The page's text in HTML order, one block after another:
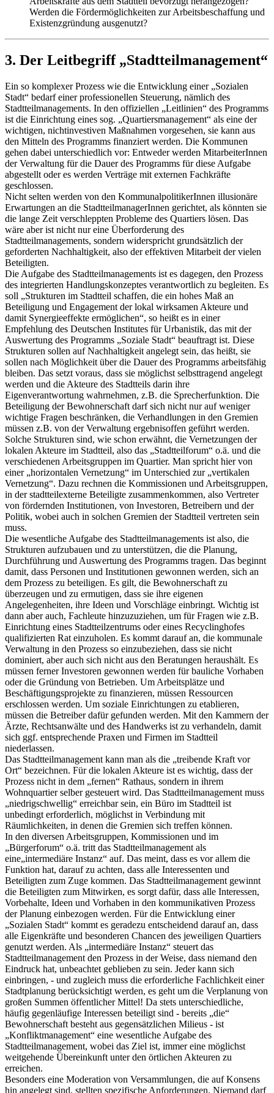
Werden die Fördermöglichkeiten zur Arbeitsbeschaffung und
Existenzgründung ausgenutzt?
3. Der Leitbegriff „Stadtteilmanagement“
Ein so komplexer Prozess wie die Entwicklung einer „Sozialen
Stadt“ bedarf einer professionellen Steuerung, nämlich des
Stadtteilmanagements. In den offiziellen „Leitlinien“ des Programms
ist die Einrichtung eines sog. „Quartiersmanagement“ als eine der
wichtigen, nichtinvestiven Maßnahmen vorgesehen, sie kann aus
den Mitteln des Programms finanziert werden. Die Kommunen
gehen dabei unterschiedlich vor: Entweder werden MitarbeiterInnen
der Verwaltung für die Dauer des Programms für diese Aufgabe
abgestellt oder es werden Verträge mit externen Fachkräfte
geschlossen.
Nicht selten werden von den KommunalpolitikerInnen illusionäre
Erwartungen an die StadtteilmanagerInnen gerichtet, als könnten sie
die lange Zeit verschleppten Probleme des Quartiers lösen. Das
wäre aber ist nicht nur eine Überforderung des
Stadtteilmanagements, sondern widerspricht grundsätzlich der
geforderten Nachhaltigkeit, also der effektiven Mitarbeit der vielen
Beteiligten.
Die Aufgabe des Stadtteilmanagements ist es dagegen, den Prozess
des integrierten Handlungskonzeptes verantwortlich zu begleiten. Es
soll „Strukturen im Stadtteil schaffen, die ein hohes Maß an
Beteiligung und Engagement der lokal wirksamen Akteure und
damit Synergieeffekte ermöglichen“, so heißt es in einer
Empfehlung des Deutschen Institutes für Urbanistik, das mit der
Auswertung des Programms „Soziale Stadt“ beauftragt ist. Diese
Strukturen sollen auf Nachhaltigkeit angelegt sein, das heißt, sie
sollen nach Möglichkeit über die Dauer des Programms arbeitsfähig
bleiben. Das setzt voraus, dass sie möglichst selbsttragend angelegt
werden und die Akteure des Stadtteils darin ihre
Eigenverantwortung wahrnehmen, z.B. die Sprecherfunktion. Die
Beteiligung der Bewohnerschaft darf sich nicht nur auf weniger
wichtige Fragen beschränken, die Verhandlungen in den Gremien
müssen z.B. von der Verwaltung ergebnisoffen geführt werden.
Solche Strukturen sind, wie schon erwähnt, die Vernetzungen der
lokalen Akteure im Stadtteil, also das „Stadtteilforum“ o.ä. und die
verschiedenen Arbeitsgruppen im Quartier. Man spricht hier von
einer „horizontalen Vernetzung“ im Unterschied zur „vertikalen
Vernetzung“. Dazu rechnen die Kommissionen und Arbeitsgruppen,
in der stadtteilexterne Beteiligte zusammenkommen, also Vertreter
von fördernden Institutionen, von Investoren, Betreibern und der
Politik, wobei auch in solchen Gremien der Stadtteil vertreten sein
muss.
Die wesentliche Aufgabe des Stadtteilmanagements ist also, die
Strukturen aufzubauen und zu unterstützen, die die Planung,
Durchführung und Auswertung des Programms tragen. Das beginnt
damit, dass Personen und Institutionen gewonnen werden, sich an
dem Prozess zu beteiligen. Es gilt, die Bewohnerschaft zu
überzeugen und zu ermutigen, dass sie ihre eigenen
Angelegenheiten, ihre Ideen und Vorschläge einbringt. Wichtig ist
dann aber auch, Fachleute hinzuzuziehen, um für Fragen wie z.B.
Einrichtung eines Stadtteilzentrums oder eines Recyclinghofes
qualifizierten Rat einzuholen. Es kommt darauf an, die kommunale
Verwaltung in den Prozess so einzubeziehen, dass sie nicht
dominiert, aber auch sich nicht aus den Beratungen heraushält. Es
müssen ferner Investoren gewonnen werden für bauliche Vorhaben
oder die Gründung von Betrieben. Um Arbeitsplätze und
Beschäftigungsprojekte zu finanzieren, müssen Ressourcen
erschlossen werden. Um soziale Einrichtungen zu etablieren,
müssen die Betreiber dafür gefunden werden. Mit den Kammern der
Ärzte, Rechtsanwälte und des Handwerks ist zu verhandeln, damit
sich ggf. entsprechende Praxen und Firmen im Stadtteil
niederlassen.
Das Stadtteilmanagement kann man als die „treibende Kraft vor
Ort“ bezeichnen. Für die lokalen Akteure ist es wichtig, dass der
Prozess nicht in dem „fernen“ Rathaus, sondern in ihrem
Wohnquartier selber gesteuert wird. Das Stadtteilmanagement muss
„niedrigschwellig“ erreichbar sein, ein Büro im Stadtteil ist
unbedingt erforderlich, möglichst in Verbindung mit
Räumlichkeiten, in denen die Gremien sich treffen können.
In den diversen Arbeitsgruppen, Kommissionen und im
„Bürgerforum“ o.ä. tritt das Stadtteilmanagement als
eine„intermediäre Instanz“ auf. Das meint, dass es vor allem die
Funktion hat, darauf zu achten, dass alle Interessenten und
Beteiligten zum Zuge kommen. Das Stadtteilmanagement gewinnt
die Beteiligten zum Mitwirken, es sorgt dafür, dass alle Interessen,
Vorbehalte, Ideen und Vorhaben in den kommunikativen Prozess
der Planung einbezogen werden. Für die Entwicklung einer
„Sozialen Stadt“ kommt es geradezu entscheidend darauf an, dass
alle Eigenkräfte und besonderen Chancen des jeweiligen Quartiers
genutzt werden. Als „intermediäre Instanz“ steuert das
Stadtteilmanagement den Prozess in der Weise, dass niemand den
Eindruck hat, unbeachtet geblieben zu sein. Jeder kann sich
einbringen, - und zugleich muss die erforderliche Fachlichkeit einer
Stadtplanung berücksichtigt werden, es geht um die Verplanung von
großen Summen öffentlicher Mittel! Da stets unterschiedliche,
häufig gegenläufige Interessen beteiligt sind - bereits „die“
Bewohnerschaft besteht aus gegensätzlichen Milieus - ist
„Konfliktmanagement“ eine wesentliche Aufgabe des
Stadtteilmanagement, wobei das Ziel ist, immer eine möglichst
weitgehende Übereinkunft unter den örtlichen Akteuren zu
erreichen.
Besonders eine Moderation von Versammlungen, die auf Konsens
hin angelegt sind, stellten spezifische Anforderungen. Niemand darf